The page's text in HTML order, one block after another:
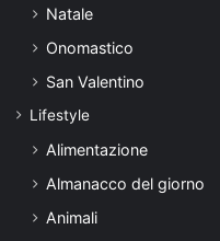
Natale
Onomastico
San Valentino
Lifestyle
Alimentazione
Almanacco del giorno
Animali